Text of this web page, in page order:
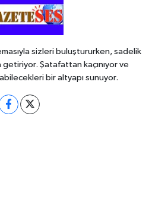
sizleri buluştururken, sadelik
Şatafattan kaçınıyor ve
bir altyapı sunuyor.